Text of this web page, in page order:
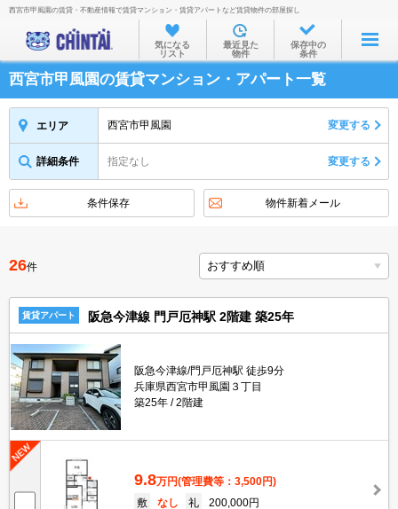
お部屋を探す
沿線・駅から
住所から
物件特集から
不動産会社から
TOP
西宮市甲風園の賃貸・不動産情報で賃貸マンション・賃貸アパートなど賃貸物件の部屋探し
気になる
リスト
最近見た
物件
保存中の
条件
西宮市甲風園の賃貸マンション・アパート一覧
エリア 西宮市甲風園 変更する
詳細条件 指定なし 変更する
条件保存 物件新着メール
26件
賃貸アパート 阪急今津線 門戸厄神駅 2階建 築25年
阪急今津線/門戸厄神駅 徒歩9分
兵庫県西宮市甲風園３丁目
築25年
2階建
9.8万円(管理費等：3,500円)
敷
なし 礼
200,000円